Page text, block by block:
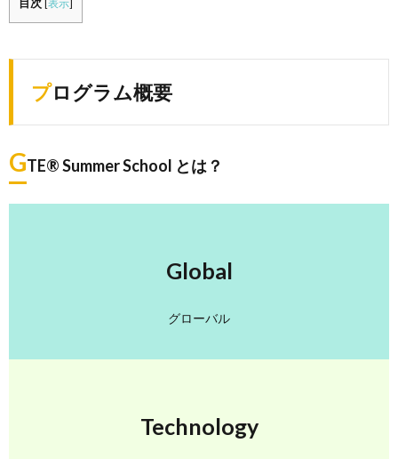
[表示]
プログラム概要
GTE® Summer School とは？
Global
グローバル
Technology